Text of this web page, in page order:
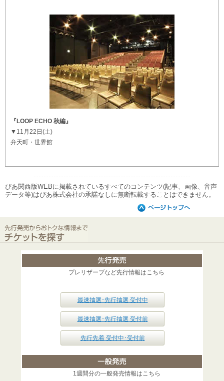
『LOOP ECHO 秋編』
▼11月22日(土)
弁天町・世界館
ぴあ関西版WEBに掲載されているすべてのコンテンツ(記事、画像、音声
データ等)はぴあ株式会社の承諾なしに無断転載することはできません。
プレリザーブなど先行情報はこちら
最速抽選･先行抽選 受付中
最速抽選･先行抽選 受付前
先行先着 受付中･受付前
1週間分の一般発売情報はこちら